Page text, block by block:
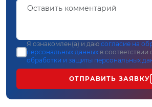
Я ознакомлен(а) и даю согласие на
персональных данных в соответствии
обработки и защиты персональных
ОТПРАВИТЬ ЗАЯВКУ